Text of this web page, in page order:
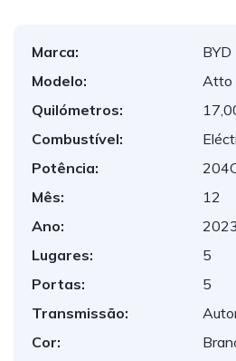
Marca:
BYD
Modelo:
Atto
Quilómetros:
Combustível:
Potência:
Mês:
12
Ano:
2023
Lugares:
5
Portas:
5
Transmissão:
Cor: